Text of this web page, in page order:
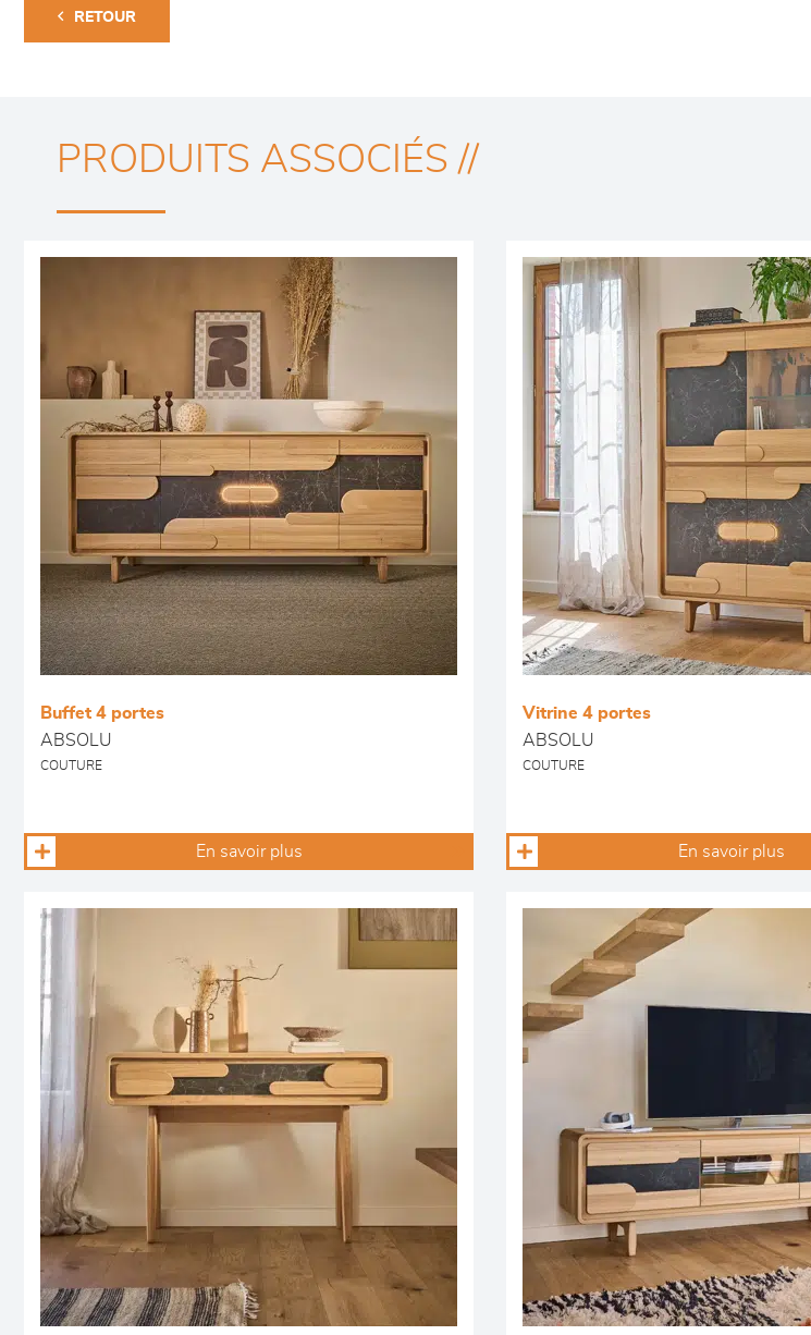
RETOUR
PRODUITS ASSOCIÉS //
Buffet 4 portes
ABSOLU
COUTURE
En savoir plus
Vitrine 4 portes
ABSOLU
COUTURE
En savoir plus